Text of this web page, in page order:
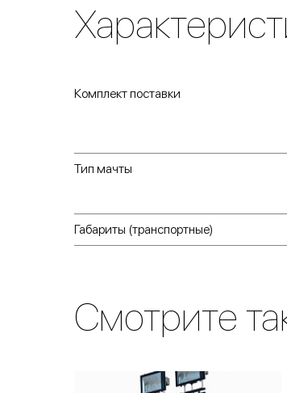
Комплект поставки
Тип мачты
Габариты (транспортные)
Смотрите